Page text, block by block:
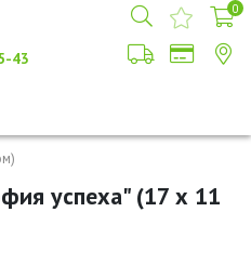
43
0
успеха" (17 х 11